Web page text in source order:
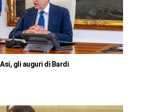
gli auguri di Bardi